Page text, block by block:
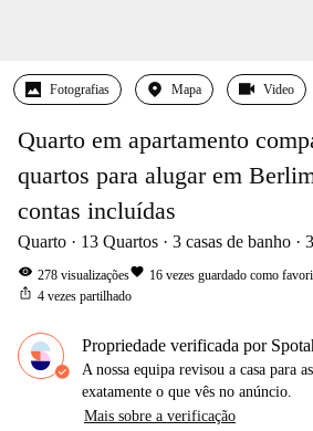
Fotografias Mapa Video
Quarto em apartamento
quartos para alugar em
contas incluídas
Quarto 13 Quartos 3 casas de banho
visibility 278 visualizaçõesfavorite 16 vezes guardado como
ios_share 4 vezes partilhado
Propriedade verificada por
A nossa equipa revisou a casa para
exatamente o que vês no anúncio.
Mais sobre a verificação